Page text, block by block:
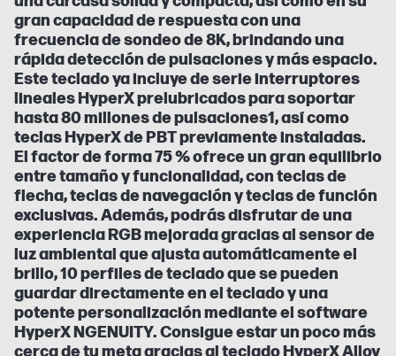
gran capacidad de respuesta con una
frecuencia de sondeo de 8K, brindando una
rápida detección de pulsaciones y más espacio.
Este teclado ya incluye de serie interruptores
lineales HyperX prelubricados para soportar
hasta 80 millones de pulsaciones1, así como
teclas HyperX de PBT previamente instaladas.
El factor de forma 75 % ofrece un gran equilibrio
entre tamaño y funcionalidad, con teclas de
flecha, teclas de navegación y teclas de función
exclusivas. Además, podrás disfrutar de una
experiencia RGB mejorada gracias al sensor de
luz ambiental que ajusta automáticamente el
brillo, 10 perfiles de teclado que se pueden
guardar directamente en el teclado y una
potente personalización mediante el software
HyperX NGENUITY. Consigue estar un poco más
cerca de tu meta gracias al teclado HyperX Alloy